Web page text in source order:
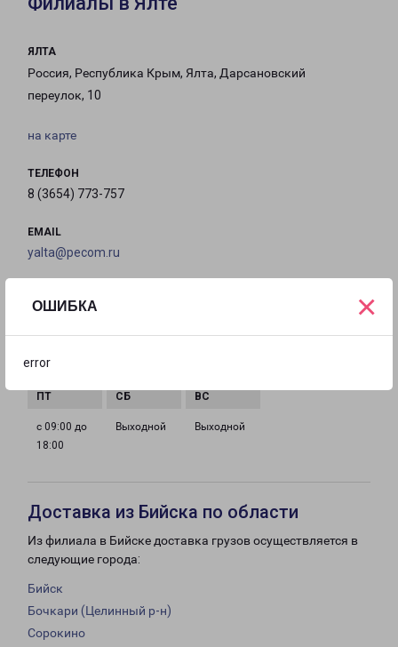
ОШИБКА
error
×
ЯЛТА
Россия, Республика Крым, Ялта, Дарсановский
переулок, 10
на карте
ТЕЛЕФОН
8 (3654) 773-757
EMAIL
yalta@pecom.ru
18:00
с 09:00 до
18:00
Выходной Выходной
Доставка из Бийска по области
Из филиала в Бийске доставка грузов осуществляется в
следующие города:
Бийск
Бочкари (Целинный р-н)
Сорокино